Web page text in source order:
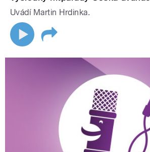
Uvádí Martin Hrdinka.